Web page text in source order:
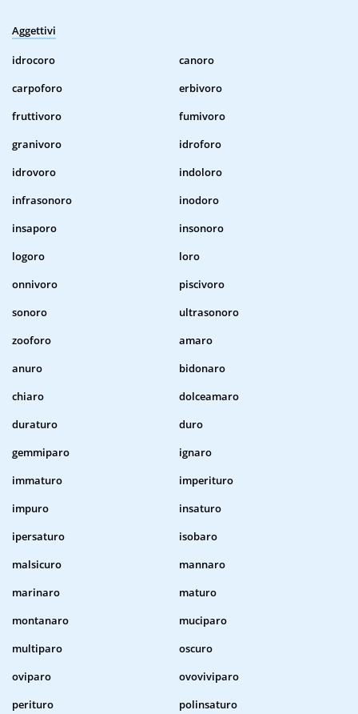
Aggettivi
idrocoro
canoro
carpoforo
erbivoro
fruttivoro
fumivoro
granivoro
idroforo
idrovoro
indoloro
infrasonoro
inodoro
insaporo
insonoro
logoro
loro
onnivoro
piscivoro
sonoro
ultrasonoro
zooforo
amaro
anuro
bidonaro
chiaro
dolceamaro
duraturo
duro
gemmiparo
ignaro
immaturo
imperituro
impuro
insaturo
ipersaturo
isobaro
malsicuro
mannaro
marinaro
maturo
montanaro
muciparo
multiparo
oscuro
oviparo
ovoviviparo
perituro
polinsaturo